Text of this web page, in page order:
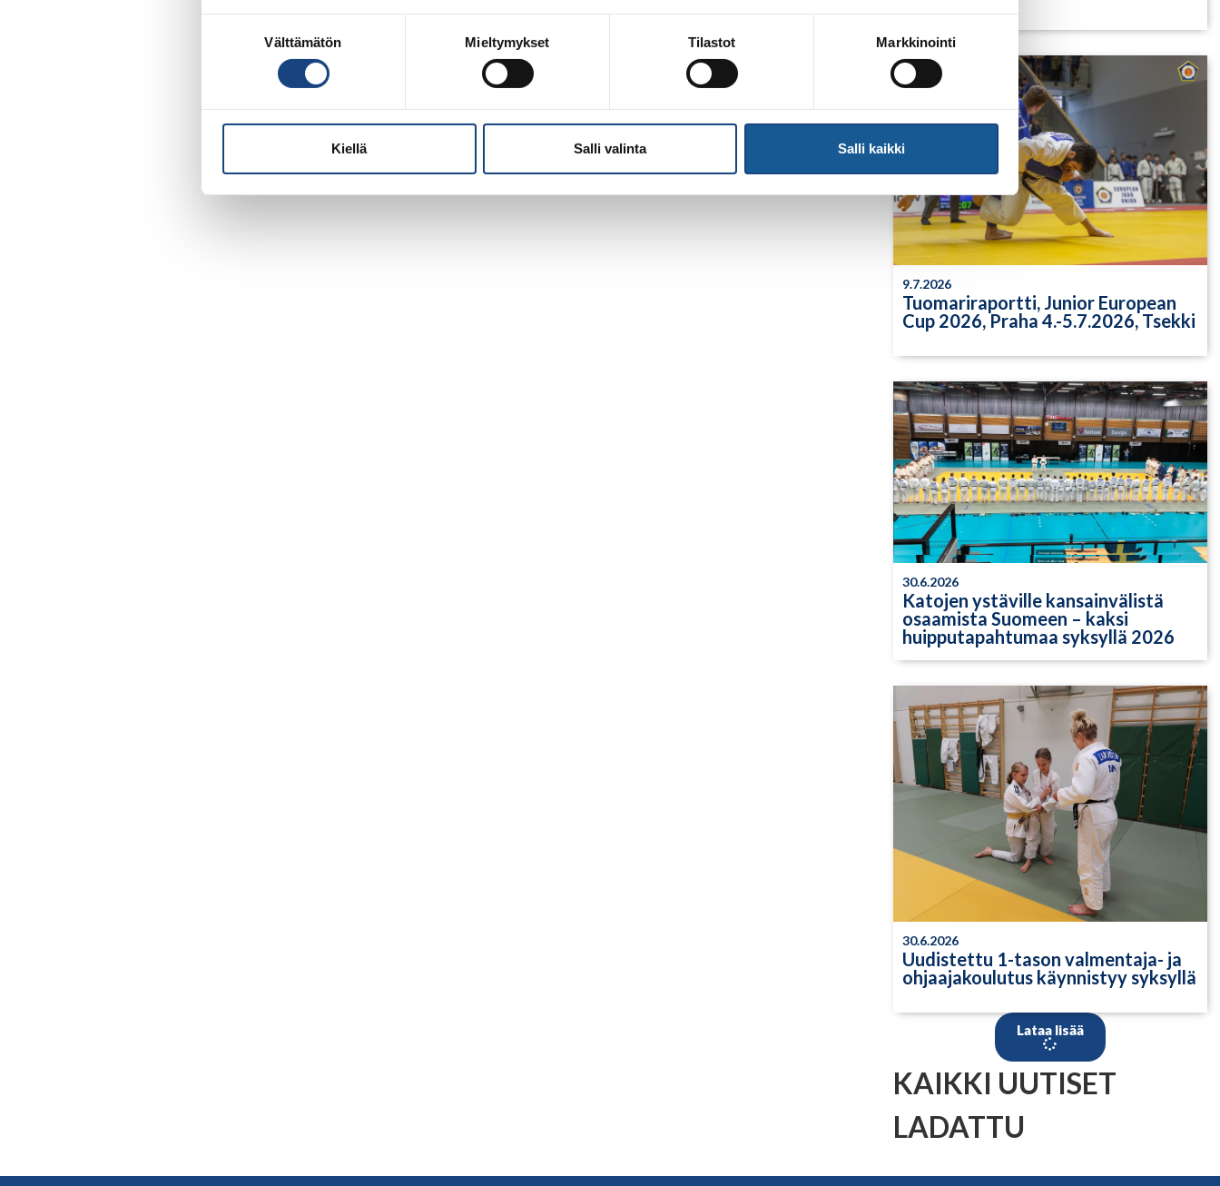
Välttämätön Mieltymykset Tilastot Markkinointi
Kiellä Salli valinta Salli kaikki
9.7.2026
Tuomariraportti, Junior European
Cup 2026, Praha 4.-5.7.2026, Tsekki
30.6.2026
Katojen ystäville kansainvälistä
osaamista Suomeen – kaksi
huipputapahtumaa syksyllä 2026
30.6.2026
Uudistettu 1-tason valmentaja- ja
ohjaajakoulutus käynnistyy syksyllä
Lataa lisää
KAIKKI UUTISET
LADATTU